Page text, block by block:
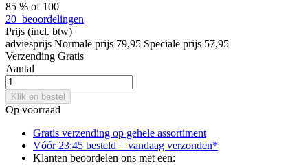
85 % of 100
20 beoordelingen
Prijs (incl. btw)
adviesprijs Normale prijs 79,95 Speciale prijs 57,95
Verzending Gratis
Aantal
Klik en bestel
Op voorraad
Gratis verzending op gehele assortiment
Vóór 23:45 besteld = vandaag verzonden*
Klanten beoordelen ons met een: